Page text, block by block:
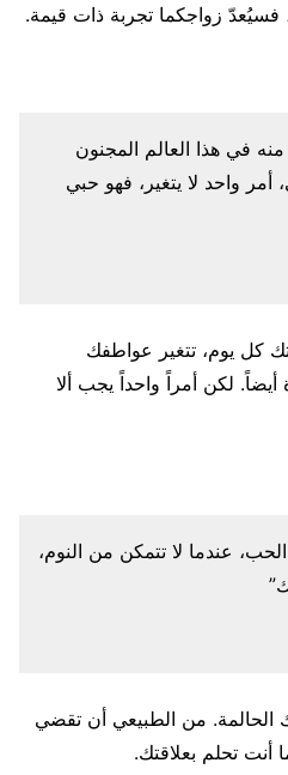
فسيُعدّ زواجكما تجربة ذات قيمة.
في هذا العالم المجنون
أمر واحد لا يتغير، فهو حبي
كل يوم، تتغير عواطفك
لكن أمراً واحداً يجب ألا
عندما لا تتمكن من النوم،
الحالمة. من الطبيعي أن تقضي
أنت تحلم بعلاقتك.